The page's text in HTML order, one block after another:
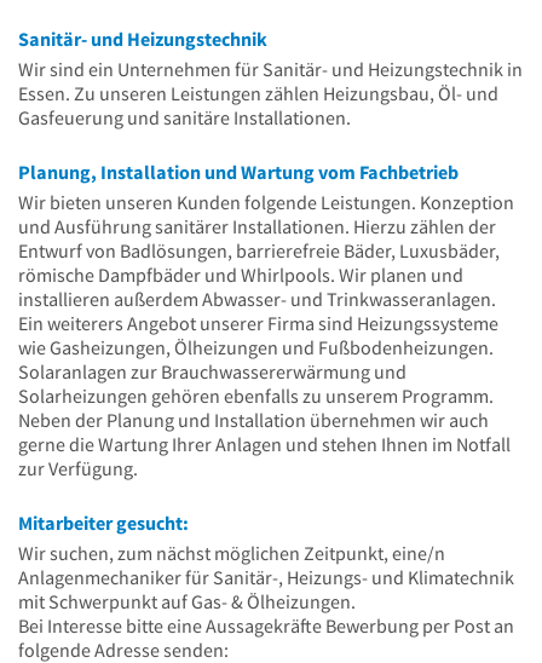
Sanitär- und Heizungstechnik
Wir sind ein Unternehmen für Sanitär- und Heizungstechnik in
Essen. Zu unseren Leistungen zählen Heizungsbau, Öl- und
Gasfeuerung und sanitäre Installationen.
Planung, Installation und Wartung vom Fachbetrieb
Wir bieten unseren Kunden folgende Leistungen. Konzeption
und Ausführung sanitärer Installationen. Hierzu zählen der
Entwurf von Badlösungen, barrierefreie Bäder, Luxusbäder,
römische Dampfbäder und Whirlpools. Wir planen und
installieren außerdem Abwasser- und Trinkwasseranlagen.
Ein weiterers Angebot unserer Firma sind Heizungssysteme
wie Gasheizungen, Ölheizungen und Fußbodenheizungen.
Solaranlagen zur Brauchwassererwärmung und
Solarheizungen gehören ebenfalls zu unserem Programm.
Neben der Planung und Installation übernehmen wir auch
gerne die Wartung Ihrer Anlagen und stehen Ihnen im Notfall
zur Verfügung.
Mitarbeiter gesucht:
Wir suchen, zum nächst möglichen Zeitpunkt, eine/n
Anlagenmechaniker für Sanitär-, Heizungs- und Klimatechnik
mit Schwerpunkt auf Gas- & Ölheizungen.
Bei Interesse bitte eine Aussagekräfte Bewerbung per Post an
folgende Adresse senden: